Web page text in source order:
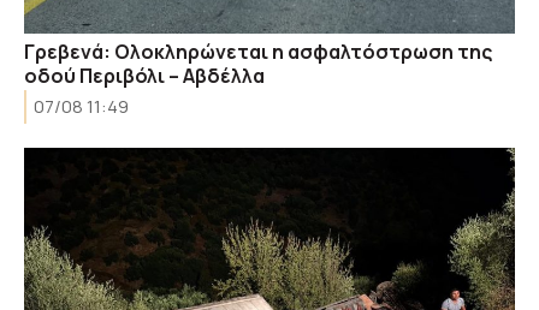
Γρεβενά: Ολοκληρώνεται η ασφαλτόστρωση της
οδού Περιβόλι – Αβδέλλα
07/08 11:49